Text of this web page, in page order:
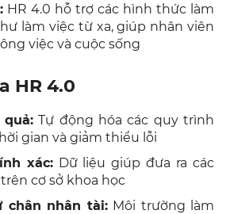
HR 4.0 hỗ trợ các hình thức làm
làm việc từ xa, giúp nhân viên
việc và cuộc sống
HR 4.0
quả: Tự động hóa các quy trình
gian và giảm thiểu lỗi
xác:Dữ liệu giúp đưa ra các
cơ sở khoa học
chân nhân tài:Môi trường làm